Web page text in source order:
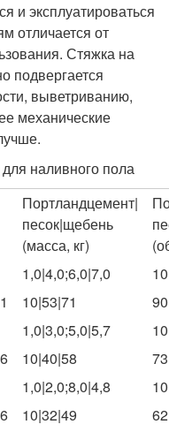
и эксплуатироваться
отличается от
Стяжка на
подвергается
выветриванию,
механические
наливного пола
Портландцемент|
песок|щебень
(масса, кг)
1,0|4,0;6,0|7,0
10|53|71
1,0|3,0;5,0|5,7
10|40|58
1,0|2,0;8,0|4,8
10|32|49